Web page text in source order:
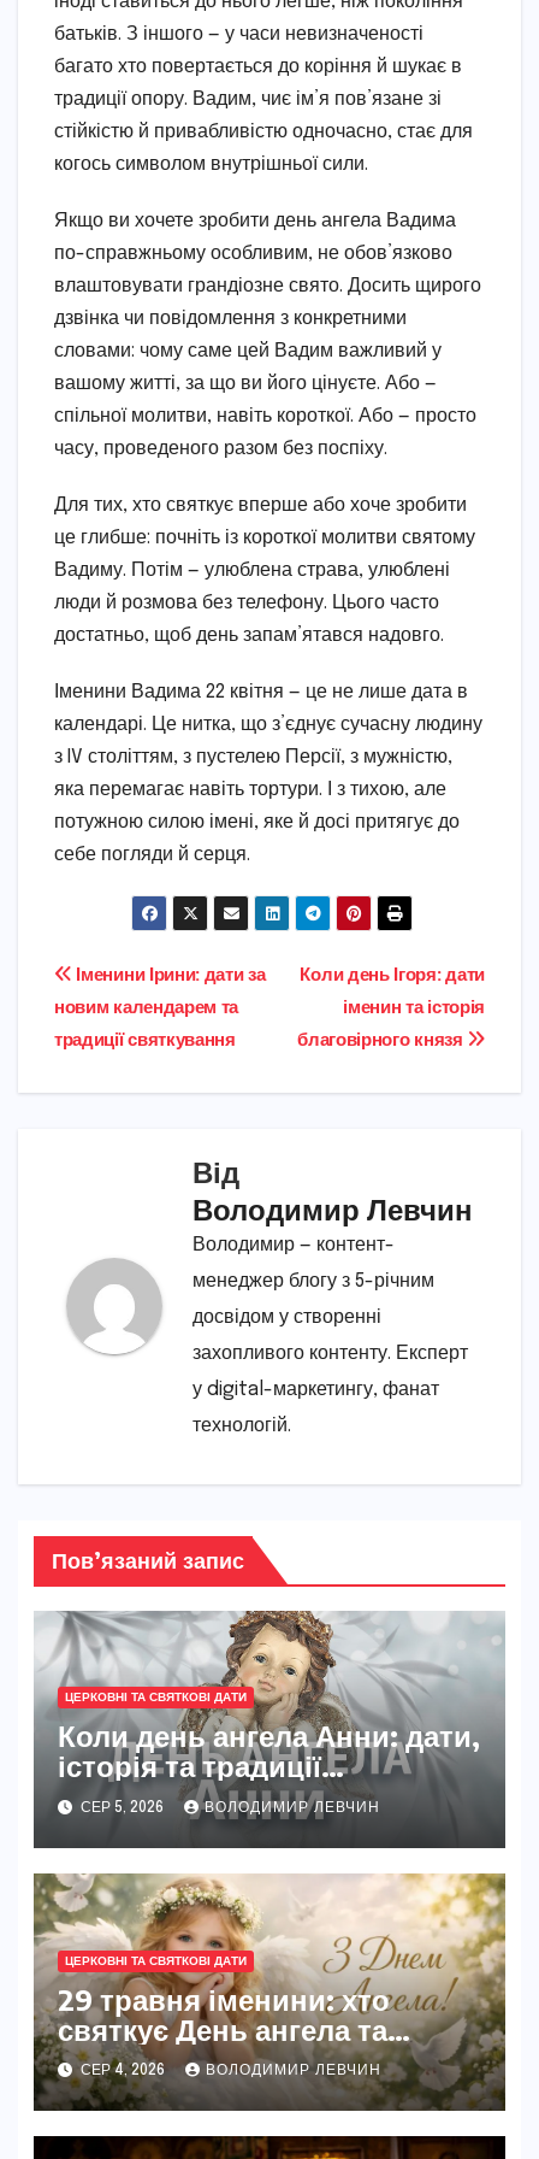
батьків. З іншого — у часи невизначеності
багато хто повертається до коріння й шукає в
традиції опору. Вадим, чиє ім’я пов’язане зі
стійкістю й привабливістю одночасно, стає для
когось символом внутрішньої сили.
Якщо ви хочете зробити день ангела Вадима
по-справжньому особливим, не обов’язково
влаштовувати грандіозне свято. Досить щирого
дзвінка чи повідомлення з конкретними
словами: чому саме цей Вадим важливий у
вашому житті, за що ви його цінуєте. Або —
спільної молитви, навіть короткої. Або — просто
часу, проведеного разом без поспіху.
Для тих, хто святкує вперше або хоче зробити
це глибше: почніть із короткої молитви святому
Вадиму. Потім — улюблена страва, улюблені
люди й розмова без телефону. Цього часто
достатньо, щоб день запам’ятався надовго.
Іменини Вадима 22 квітня — це не лише дата в
календарі. Це нитка, що з’єднує сучасну людину
з IV століттям, з пустелею Персії, з мужністю,
яка перемагає навіть тортури. І з тихою, але
потужною силою імені, яке й досі притягує до
себе погляди й серця.
Навігація
записів
Коли день Ігоря: дати
іменин та історія
благовірного князя
Іменини Ірини: дати за
новим календарем та
традиції святкування
Від
Володимир Левчин
Володимир — контент-
менеджер блогу з 5-річним
досвідом у створенні
захопливого контенту. Експерт
у digital-маркетингу, фанат
технологій.
Пов’язаний запис
ЦЕРКОВНІ ТА СВЯТКОВІ ДАТИ
Коли день ангела Анни: дати,
історія та традиції
святкування
СЕР 5, 2026 ВОЛОДИМИР ЛЕВЧИН
ЦЕРКОВНІ ТА СВЯТКОВІ ДАТИ
29 травня іменини: хто
святкує День ангела та
традиції свята
СЕР 4, 2026 ВОЛОДИМИР ЛЕВЧИН